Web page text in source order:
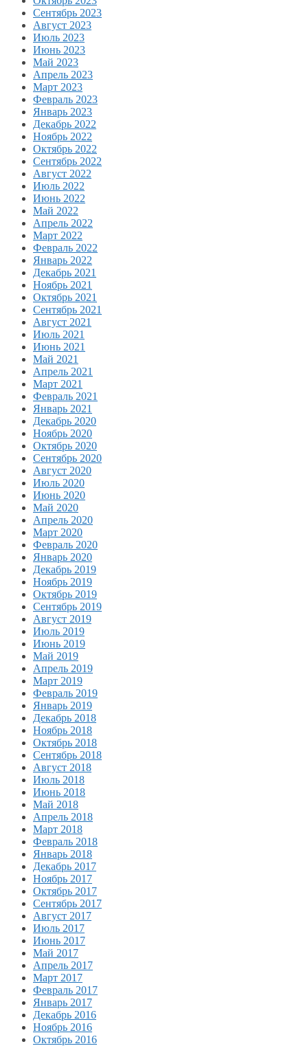
Сентябрь 2023
Август 2023
Июль 2023
Июнь 2023
Май 2023
Апрель 2023
Март 2023
Февраль 2023
Январь 2023
Декабрь 2022
Ноябрь 2022
Октябрь 2022
Сентябрь 2022
Август 2022
Июль 2022
Июнь 2022
Май 2022
Апрель 2022
Март 2022
Февраль 2022
Январь 2022
Декабрь 2021
Ноябрь 2021
Октябрь 2021
Сентябрь 2021
Август 2021
Июль 2021
Июнь 2021
Май 2021
Апрель 2021
Март 2021
Февраль 2021
Январь 2021
Декабрь 2020
Ноябрь 2020
Октябрь 2020
Сентябрь 2020
Август 2020
Июль 2020
Июнь 2020
Май 2020
Апрель 2020
Март 2020
Февраль 2020
Январь 2020
Декабрь 2019
Ноябрь 2019
Октябрь 2019
Сентябрь 2019
Август 2019
Июль 2019
Июнь 2019
Май 2019
Апрель 2019
Март 2019
Февраль 2019
Январь 2019
Декабрь 2018
Ноябрь 2018
Октябрь 2018
Сентябрь 2018
Август 2018
Июль 2018
Июнь 2018
Май 2018
Апрель 2018
Март 2018
Февраль 2018
Январь 2018
Декабрь 2017
Ноябрь 2017
Октябрь 2017
Сентябрь 2017
Август 2017
Июль 2017
Июнь 2017
Май 2017
Апрель 2017
Март 2017
Февраль 2017
Январь 2017
Декабрь 2016
Ноябрь 2016
Октябрь 2016